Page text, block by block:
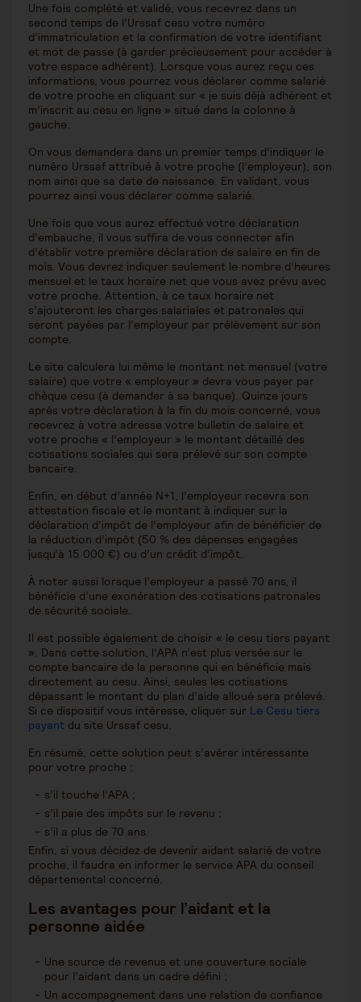
Une fois complété et validé, vous recevrez dans un
second temps de l’Urssaf cesu votre numéro
d’immatriculation et la confirmation de votre identifiant
et mot de passe (à garder précieusement pour accéder à
votre espace adhérent). Lorsque vous aurez reçu ces
informations, vous pourrez vous déclarer comme salarié
de votre proche en cliquant sur « je suis déjà adhérent et
m’inscrit au cesu en ligne » situé dans la colonne à
gauche.
On vous demandera dans un premier temps d’indiquer le
numéro Urssaf attribué à votre proche (l’employeur), son
nom ainsi que sa date de naissance. En validant, vous
pourrez ainsi vous déclarer comme salarié.
Une fois que vous aurez effectué votre déclaration
d’embauche, il vous suffira de vous connecter afin
d’établir votre première déclaration de salaire en fin de
mois. Vous devrez indiquer seulement le nombre d’heures
mensuel et le taux horaire net que vous avez prévu avec
votre proche. Attention, à ce taux horaire net
s’ajouteront les charges salariales et patronales qui
seront payées par l’employeur par prélèvement sur son
compte.
Le site calculera lui même le montant net mensuel (votre
salaire) que votre « employeur » devra vous payer par
chèque cesu (à demander à sa banque). Quinze jours
après votre déclaration à la fin du mois concerné, vous
recevrez à votre adresse votre bulletin de salaire et
votre proche « l’employeur » le montant détaillé des
cotisations sociales qui sera prélevé sur son compte
bancaire.
Enfin, en début d’année N+1, l’employeur recevra son
attestation fiscale et le montant à indiquer sur la
déclaration d’impôt de l’employeur afin de bénéficier de
la réduction d’impôt (50 % des dépenses engagées
jusqu’à 15 000 €) ou d’un crédit d’impôt.
À noter aussi lorsque l’employeur a passé 70 ans, il
bénéficie d’une exonération des cotisations patronales
de sécurité sociale.
Il est possible également de choisir « le cesu tiers payant
». Dans cette solution, l’APA n’est plus versée sur le
compte bancaire de la personne qui en bénéficie mais
directement au cesu. Ainsi, seules les cotisations
dépassant le montant du plan d’aide alloué sera prélevé.
Si ce dispositif vous intéresse, cliquer sur Le Cesu tiers
payant du site Urssaf cesu.
En résumé, cette solution peut s’avérer intéressante
pour votre proche :
s’il touche l’APA ;
s’il paie des impôts sur le revenu ;
s’il a plus de 70 ans.
Enfin, si vous décidez de devenir aidant salarié de votre
proche, il faudra en informer le service APA du conseil
départemental concerné.
Les avantages pour l’aidant et la
personne aidée
Une source de revenus et une couverture sociale
pour l’aidant dans un cadre défini ;
Un accompagnement dans une relation de confiance